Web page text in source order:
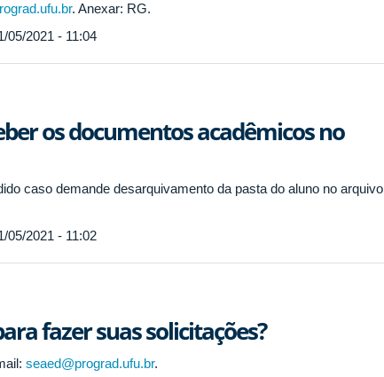
. Anexar: RG.
05/2021 - 11:04
os documentos acadêmicos no
caso demande desarquivamento da pasta do aluno no arquivo
05/2021 - 11:02
fazer suas solicitações?
seaed@prograd.ufu.br.